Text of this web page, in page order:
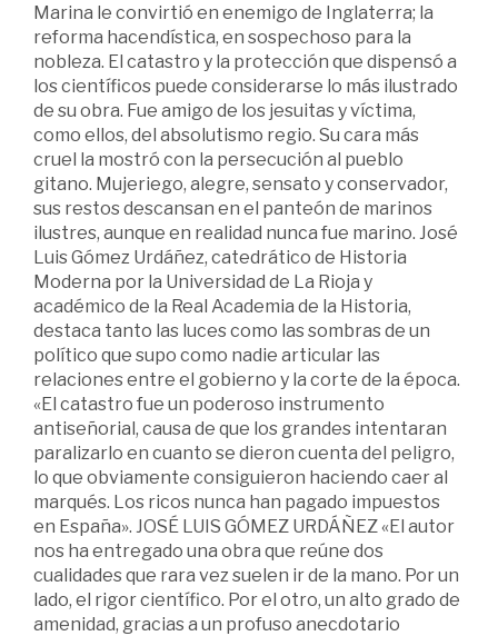
Marina le convirtió en enemigo de Inglaterra; la
reforma hacendística, en sospechoso para la
nobleza. El catastro y la protección que dispensó a
los científicos puede considerarse lo más ilustrado
de su obra. Fue amigo de los jesuitas y víctima,
como ellos, del absolutismo regio. Su cara más
cruel la mostró con la persecución al pueblo
gitano. Mujeriego, alegre, sensato y conservador,
sus restos descansan en el panteón de marinos
ilustres, aunque en realidad nunca fue marino. José
Luis Gómez Urdáñez, catedrático de Historia
Moderna por la Universidad de La Rioja y
académico de la Real Academia de la Historia,
destaca tanto las luces como las sombras de un
político que supo como nadie articular las
relaciones entre el gobierno y la corte de la época.
«El catastro fue un poderoso instrumento
antiseñorial, causa de que los grandes intentaran
paralizarlo en cuanto se dieron cuenta del peligro,
lo que obviamente consiguieron haciendo caer al
marqués. Los ricos nunca han pagado impuestos
en España». JOSÉ LUIS GÓMEZ URDÁÑEZ «El autor
nos ha entregado una obra que reúne dos
cualidades que rara vez suelen ir de la mano. Por un
lado, el rigor científico. Por el otro, un alto grado de
amenidad, gracias a un profuso anecdotario